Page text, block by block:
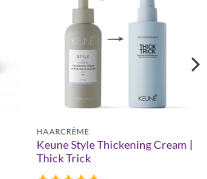
HAARCRÈME
Keune Style Thickening Cream |
Thick Trick